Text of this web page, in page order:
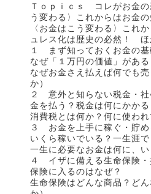
Ｔｏｐｉｃｓ コレがお金の
う変わる〉これからはお金
〈お金はこう変わる〉これ
ュレス化は歴史の必然！ ほ
１ まず知っておくお金の基
なぜ「１万円の価値」がある
なぜお金さえ払えば何でも
か）
２ 意外と知らない税金・社
金を払う？税金は何にかかる
消費税とは何か？何に使わ
３ お金を上手に稼ぐ・貯め
いくら稼いでいる？一生涯
一生に必要なお金は何に、
４ イザに備える生命保険・
保険に入るのはなぜ？
生命保険はどんな商品？ど